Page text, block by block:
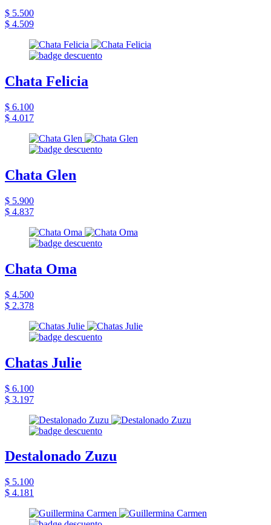
$ 5.500
$ 4.509
Chata Felicia
$ 6.100
$ 4.017
Chata Glen
$ 5.900
$ 4.837
Chata Oma
$ 4.500
$ 2.378
Chatas Julie
$ 6.100
$ 3.197
Destalonado Zuzu
$ 5.100
$ 4.181